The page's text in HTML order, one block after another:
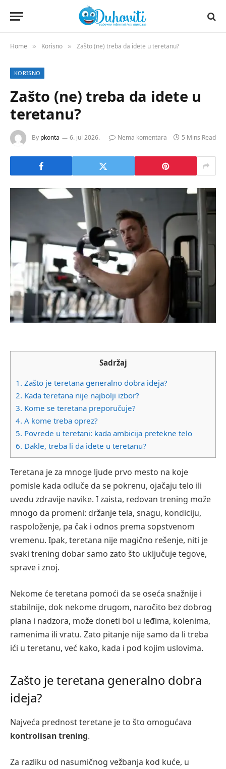
Home » Korisno » Zašto (ne) treba da idete u teretanu?
KORISNO
Zašto (ne) treba da idete u
teretanu?
By pkonta 6. jul 2026. Nema komentara 5 Mins Read
Sadržaj
1. Zašto je teretana generalno dobra ideja?
2. Kada teretana nije najbolji izbor?
3. Kome se teretana preporučuje?
4. A kome treba oprez?
5. Povrede u teretani: kada ambicija pretekne telo
6. Dakle, treba li da idete u teretanu?
Teretana je za mnoge ljude prvo mesto na koje
pomisle kada odluče da se pokrenu, ojačaju telo ili
uvedu zdravije navike. I zaista, redovan trening može
mnogo da promeni: držanje tela, snagu, kondiciju,
raspoloženje, pa čak i odnos prema sopstvenom
vremenu. Ipak, teretana nije magično rešenje, niti je
svaki trening dobar samo zato što uključuje tegove,
sprave i znoj.
Nekome će teretana pomoći da se oseća snažnije i
stabilnije, dok nekome drugom, naročito bez dobrog
plana i nadzora, može doneti bol u leđima, kolenima,
ramenima ili vratu. Zato pitanje nije samo da li treba
ići u teretanu, već kako, kada i pod kojim uslovima.
Zašto je teretana generalno dobra
ideja?
Najveća prednost teretane je to što omogućava
kontrolisan trening.
Za razliku od nasumičnog vežbanja kod kuće, u